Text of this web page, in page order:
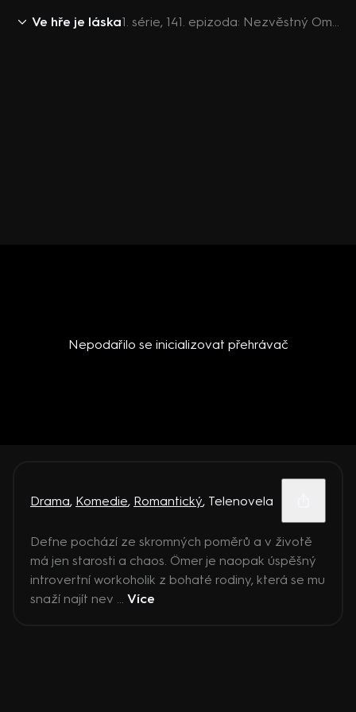
Ve hře je láska 1. série, 141. epizoda: Nezvěstný Omer
Nepodařilo se inicializovat přehrávač
Drama, Komedie, Romantický, Telenovela
Defne pochází ze skromných poměrů a v životě
má jen starosti a chaos. Ömer je naopak úspěšný
introvertní workoholik z bohaté rodiny, která se mu
snaží najít nev ... Více